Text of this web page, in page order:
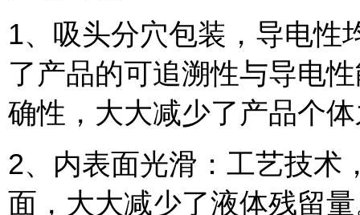
1、吸头分穴包装，导电性
了产品的可追溯性与导电
确性，大大减少了产品个
2、内表面光滑：工艺技术
面，大大减少了液体残留